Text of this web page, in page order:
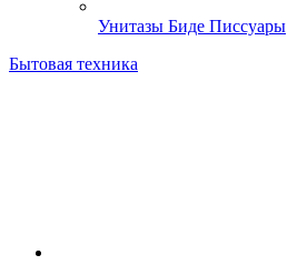
Унитазы Биде Писсуары
Бытовая техника